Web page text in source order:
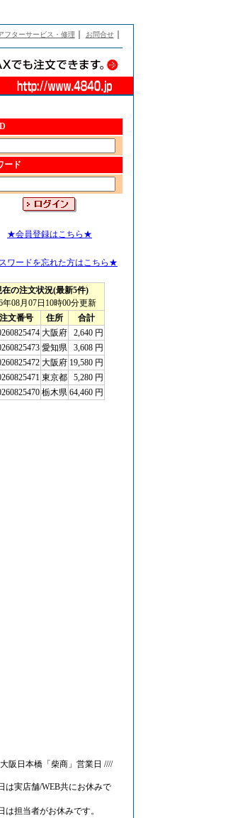
フターサービス・修理 お問合せ｜
ード
★会員登録はこちら★
ワードを忘れた方はこちら★
阪日本橋「柴商」営業日 ////
は実店舗/WEB共にお休みで
は担当者がお休みです。